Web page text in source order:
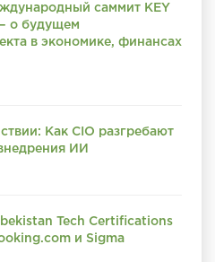
саммит KEY
о будущем
в экономике, финансах
Как CIO разгребают
ИИ
Tech Certifications
и Sigma